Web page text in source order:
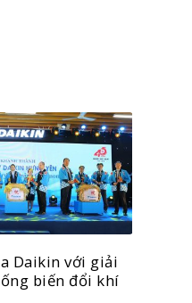
Daikin với giải
biến đổi khí